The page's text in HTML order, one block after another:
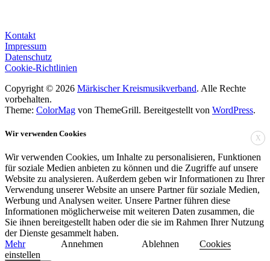
Kontakt
Impressum
Datenschutz
Cookie-Richtlinien
Copyright © 2026 Märkischer Kreismusikverband. Alle Rechte
vorbehalten.
Theme: ColorMag von ThemeGrill. Bereitgestellt von WordPress.
X
Wir verwenden Cookies
Wir verwenden Cookies, um Inhalte zu personalisieren, Funktionen
für soziale Medien anbieten zu können und die Zugriffe auf unsere
Website zu analysieren. Außerdem geben wir Informationen zu Ihrer
Verwendung unserer Website an unsere Partner für soziale Medien,
Werbung und Analysen weiter. Unsere Partner führen diese
Informationen möglicherweise mit weiteren Daten zusammen, die
Sie ihnen bereitgestellt haben oder die sie im Rahmen Ihrer Nutzung
der Dienste gesammelt haben.
Mehr
Annehmen Ablehnen
Cookies
einstellen